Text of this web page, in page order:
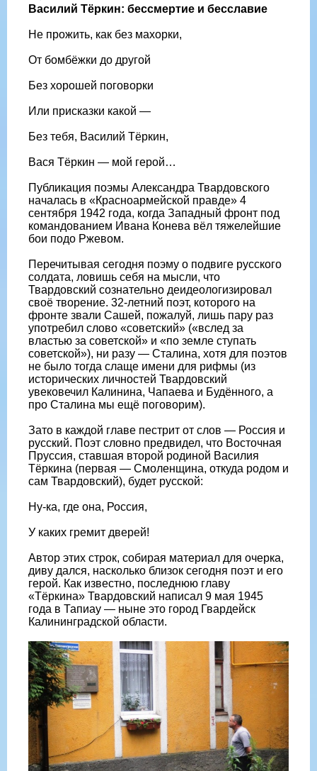
Василий Тёркин: бессмертие и бесславие
Не прожить, как без махорки,
От бомбёжки до другой
Без хорошей поговорки
Или присказки какой —
Без тебя, Василий Тёркин,
Вася Тёркин — мой герой…
Публикация поэмы Александра Твардовского
началась в «Красноармейской правде» 4
сентября 1942 года, когда Западный фронт под
командованием Ивана Конева вёл тяжелейшие
бои подо Ржевом.
Перечитывая сегодня поэму о подвиге русского
солдата, ловишь себя на мысли, что
Твардовский сознательно деидеологизировал
своё творение. 32-летний поэт, которого на
фронте звали Сашей, пожалуй, лишь пару раз
употребил слово «советский» («вслед за
властью за советской» и «по земле ступать
советской»), ни разу — Сталина, хотя для поэтов
не было тогда слаще имени для рифмы (из
исторических личностей Твардовский
увековечил Калинина, Чапаева и Будённого, а
про Сталина мы ещё поговорим).
Зато в каждой главе пестрит от слов — Россия и
русский. Поэт словно предвидел, что Восточная
Пруссия, ставшая второй родиной Василия
Тёркина (первая — Смоленщина, откуда родом и
сам Твардовский), будет русской:
Ну-ка, где она, Россия,
У каких гремит дверей!
Автор этих строк, собирая материал для очерка,
диву дался, насколько близок сегодня поэт и его
герой. Как известно, последнюю главу
«Тёркина» Твардовский написал 9 мая 1945
года в Тапиау — ныне это город Гвардейск
Калининградской области.